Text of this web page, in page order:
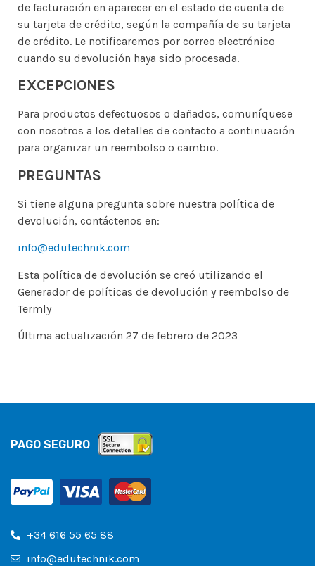
de facturación en aparecer en el estado de cuenta de
su tarjeta de crédito, según la compañía de su tarjeta
de crédito. Le notificaremos por correo electrónico
cuando su devolución haya sido procesada.
EXCEPCIONES
Para productos defectuosos o dañados, comuníquese
con nosotros a los detalles de contacto a continuación
para organizar un reembolso o cambio.
PREGUNTAS
Si tiene alguna pregunta sobre nuestra política de
devolución, contáctenos en:
info@edutechnik.com
Esta política de devolución se creó utilizando el
Generador de políticas de devolución y reembolso de
Termly
Última actualización 27 de febrero de 2023
PAGO SEGURO
+34 616 55 65 88
info@edutechnik.com